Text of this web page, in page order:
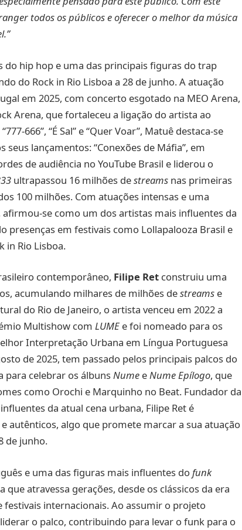
todos os públicos e oferecer o melhor da música
hip hop e uma das principais figuras do trap
do Rock in Rio Lisboa a 28 de junho. A atuação
em 2025, com concerto esgotado na MEO Arena,
Arena, que fortaleceu a ligação do artista ao
666”, “É Sal” e “Quer Voar”, Matuê destaca-se
lançamentos: “Conexões de Máfia”, em
de audiência no YouTube Brasil e liderou o
ultrapassou 16 milhões destreams nas primeiras
100 milhões. Com atuações intensas e uma
se como um dos artistas mais influentes da
presenças em festivais como Lollapalooza Brasil e
in Rio Lisboa.
contemporâneo, Filipe Ret construiu uma
acumulando milhares de milhões destreams e
do Rio de Janeiro, o artista venceu em 2022 a
Multishow com LUME e foi nomeado para os
Interpretação Urbana em Língua Portuguesa
de 2025, tem passado pelos principais palcos do
para celebrar os álbunsNume eNume Epílogo, que
como Orochi e Marquinho no Beat. Fundador da
da atual cena urbana, Filipe Ret é
autênticos, algo que promete marcar a sua atuação
de junho.
e uma das figuras mais influentes dofunk
atravessa gerações, desde os clássicos da era
festivais internacionais. Ao assumir o projeto
o palco, contribuindo para levar o funk para o